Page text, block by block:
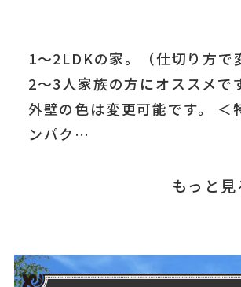
1～2LDKの家。（仕切り方で
2～3人家族の方にオススメで
外壁の色は変更可能です。 ＜
ンパク…
もっと見